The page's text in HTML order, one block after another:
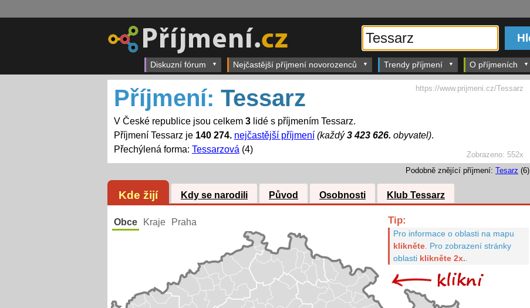
Diskuzní fórum Nejčastější příjmení novorozenců Trendy příjmení O příjmeních
Zobrazeno: 552x
Příjmení: Tessarz
V České republice jsou celkem 3lidé s příjmením Tessarz.
Příjmení Tessarz je 140 274. nejčastější příjmení (každý3 423 626. obyvatel).
Přechýlená forma: Tessarzová (4)
https://www.prijmeni.cz/Tessarz
Podobně znějící příjmení: Tesarz (6)
Kde žijí Kdy se narodili Původ Osobnosti Klub Tessarz
Obce Kraje Praha Tip:
Pro informace o oblasti na mapu
klikněte. Pro zobrazení stránky
oblasti klikněte 2x.